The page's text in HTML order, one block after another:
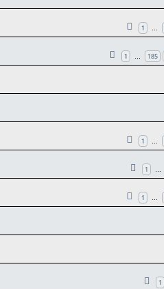
1 …
1 … 185
1 …
1 …
1 …
1